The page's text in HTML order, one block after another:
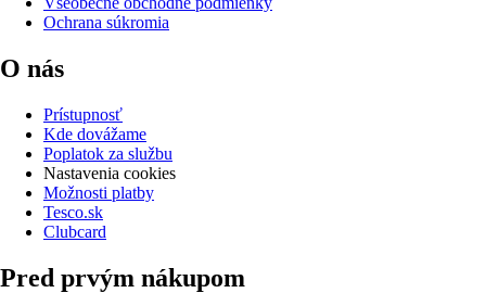
Ochrana súkromia
O nás
Prístupnosť
Kde dovážame
Poplatok za službu
Nastavenia cookies
Možnosti platby
Tesco.sk
Clubcard
Pred prvým nákupom